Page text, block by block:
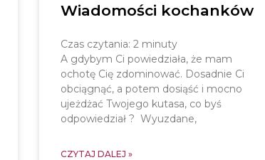
Wiadomości kochanków
Czas czytania: 2 minuty
A gdybym Ci powiedziała, że mam
ochotę Cię zdominować. Dosadnie Ci
obciągnąć, a potem dosiąść i mocno
ujeżdżać Twojego kutasa, co byś
odpowiedział ? Wyuzdane,
CZYTAJ DALEJ »